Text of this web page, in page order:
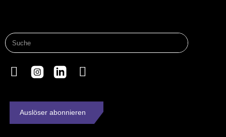
Auslöser abonnieren